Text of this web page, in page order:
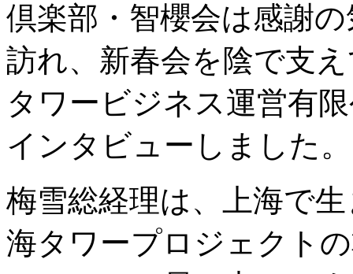
倶楽部・智櫻会は感謝
訪れ、新春会を陰で支
タワービジネス運営有
インタビューしました。
梅雪総経理は、上海で
海タワープロジェクト